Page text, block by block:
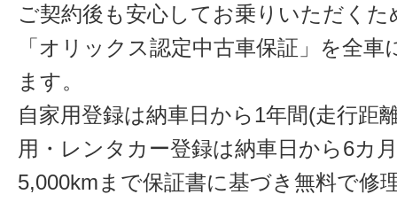
ご契約後も安心してお乗りいただくた
「オリックス認定中古車保証」を全
ます。
自家用登録は納車日から1年間(走行距
用・レンタカー登録は納車日から6カ
5,000kmまで保証書に基づき無料で修